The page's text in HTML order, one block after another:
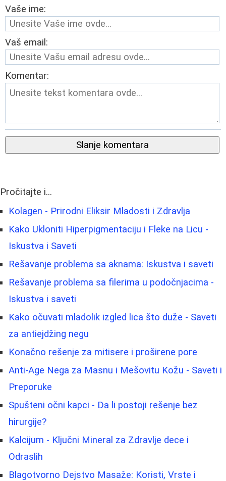
Vaše ime:
Vaš email:
Komentar:
Slanje komentara
Pročitajte i...
Kolagen - Prirodni Eliksir Mladosti i Zdravlja
Kako Ukloniti Hiperpigmentaciju i Fleke na Licu -
Iskustva i Saveti
Rešavanje problema sa aknama: Iskustva i saveti
Rešavanje problema sa filerima u podočnjacima -
Iskustva i saveti
Kako očuvati mladolik izgled lica što duže - Saveti
za antiejdžing negu
Konačno rešenje za mitisere i proširene pore
Anti-Age Nega za Masnu i Mešovitu Kožu - Saveti i
Preporuke
Spušteni očni kapci - Da li postoji rešenje bez
hirurgije?
Kalcijum - Ključni Mineral za Zdravlje dece i
Odraslih
Blagotvorno Dejstvo Masaže: Koristi, Vrste i